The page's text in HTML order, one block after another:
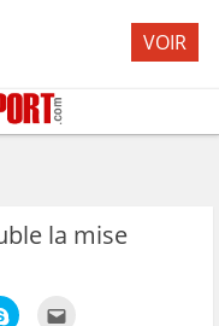
la mise
C
VOIR